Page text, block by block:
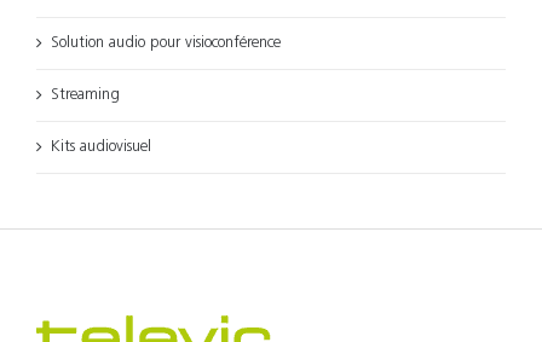
Solution audio pour visioconférence
Streaming
Kits audiovisuel